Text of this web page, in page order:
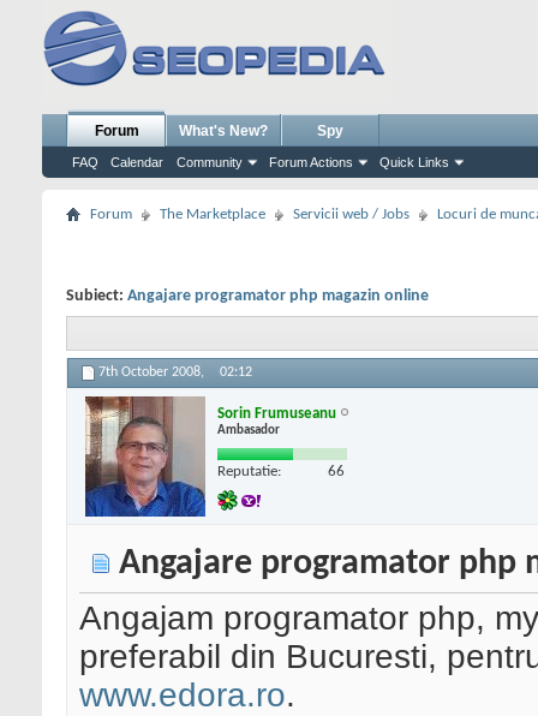
Forum
FAQ Calendar Community Forum Actions Quick Links
What's New? Spy
Forum The Marketplace Servicii web / Jobs Locuri de
Subiect: Angajare programator php magazin online
7th October 2008, 02:12
Sorin Frumuseanu
Ambasador
Reputatie: 66
Angajare programator php
Angajam programator php,
preferabil din Bucuresti,
www.edora.ro.